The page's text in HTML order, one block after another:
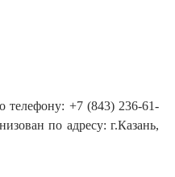
телефону: +7 (843) 236-61-
по адресу: г.Казань,